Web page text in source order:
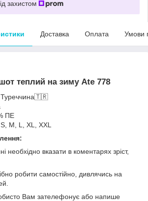
захистом
Доставка Оплата Умови
теплий на зиму Ate 778
Туреччина🇹🇷
ПЕ
M, L, XL, XXL
необхідно вказати в коментарях зріст,
робити самостійно, дивлячись на
Вам зателефонує або напише